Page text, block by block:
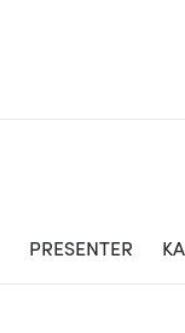
PRESENTER